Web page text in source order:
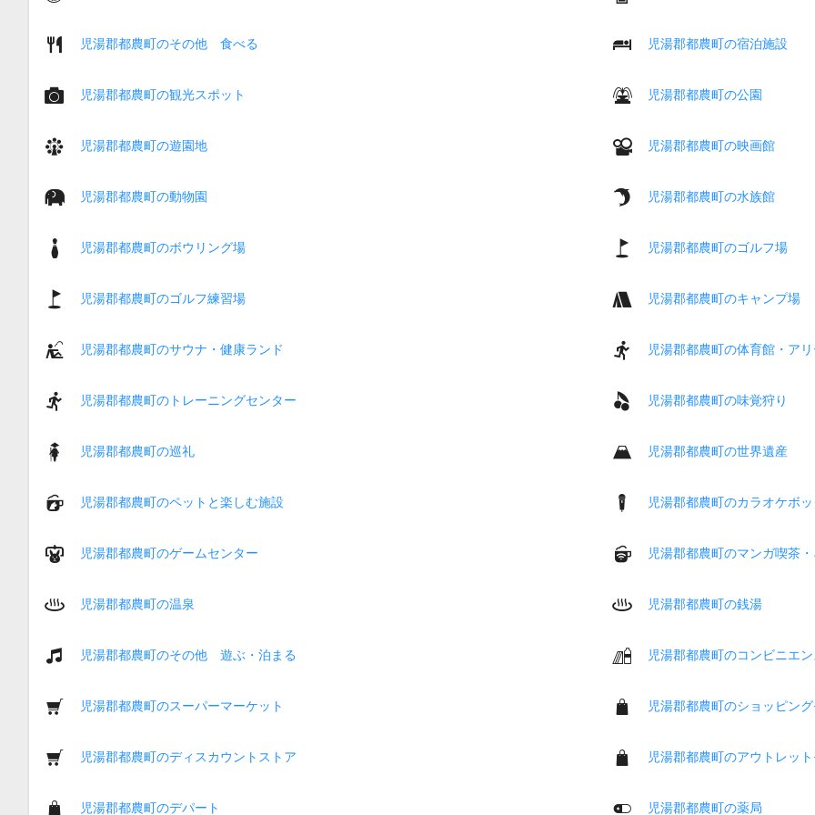
児湯郡都農町のその他 食べる 児湯郡都農町の宿泊施設
児湯郡都農町の観光スポット 児湯郡都農町の公園
児湯郡都農町の遊園地 児湯郡都農町の映画館
児湯郡都農町の動物園 児湯郡都農町の水族館
児湯郡都農町のボウリング場 児湯郡都農町のゴルフ場
児湯郡都農町のゴルフ練習場 児湯郡都農町のキャンプ場
児湯郡都農町のサウナ・健康ランド 児湯郡都農町の体育館・ア
児湯郡都農町のトレーニングセンター 児湯郡都農町の味覚狩り
児湯郡都農町の巡礼 児湯郡都農町の世界遺産
児湯郡都農町のペットと楽しむ施設 児湯郡都農町のカラオケボ
児湯郡都農町のゲームセンター 児湯郡都農町のマンガ喫茶
児湯郡都農町の温泉 児湯郡都農町の銭湯
児湯郡都農町のその他 遊ぶ・泊まる 児湯郡都農町のコンビニエ
児湯郡都農町のスーパーマーケット 児湯郡都農町のショッピン
児湯郡都農町のディスカウントストア 児湯郡都農町のアウトレッ
児湯郡都農町のデパート 児湯郡都農町の薬局